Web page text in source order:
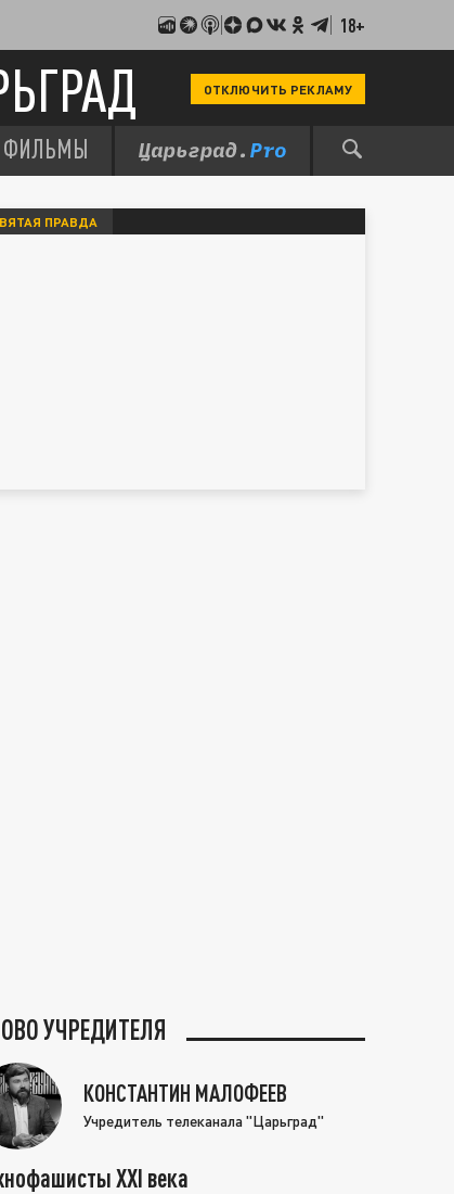
18+
ОТКЛЮЧИТЬ РЕКЛАМУ
ФИЛЬМЫ
ПРАВДА
УЧРЕДИТЕЛЯ
КОНСТАНТИН МАЛОФЕЕВ
Учредитель телеканала "Царьград"
XXI века